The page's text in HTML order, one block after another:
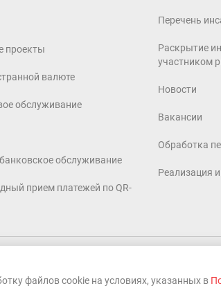
проекты
валюте
обслуживание
обслуживание
прием платежей по QR-
Перечень
Раскрытие
участником
Новости
Вакансии
Обработка
Реализация
лицензия ЦБ РФ 2772
файлов cookie на условиях, указанных в